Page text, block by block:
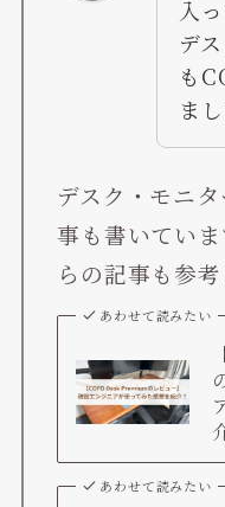
入
デ
も
まし
デスク・モニ
事も書いてい
らの記事も参
あわせて読みたい
あわせて読みたい